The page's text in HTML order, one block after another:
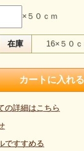
めポイント
、濃紺・深いグリー
クです。
ェックの輪郭がやわ
。
厚手のニットで、ヨコ
どにご検討いただけま
です。
色展開です。
ー起毛ビッグチェッ
ン他
＋消費税（50cm単位
％ ポリエステル：
単位になります。
×５０ｃｍ
在庫 16×５０ｃ
の詳細はこちら
ですすめる